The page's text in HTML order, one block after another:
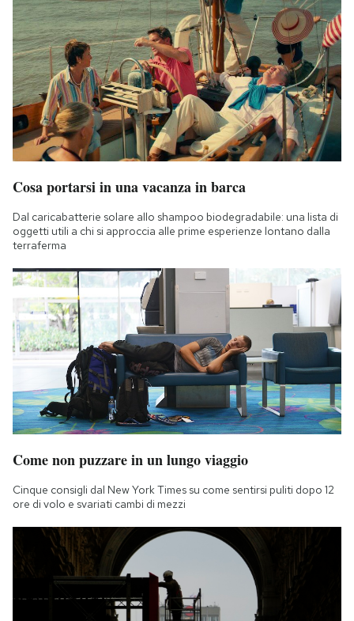
Cosa portarsi in una vacanza in barca
Dal caricabatterie solare allo shampoo biodegradabile: una lista di
oggetti utili a chi si approccia alle prime esperienze lontano dalla
terraferma
Come non puzzare in un lungo viaggio
Cinque consigli dal New York Times su come sentirsi puliti dopo 12
ore di volo e svariati cambi di mezzi